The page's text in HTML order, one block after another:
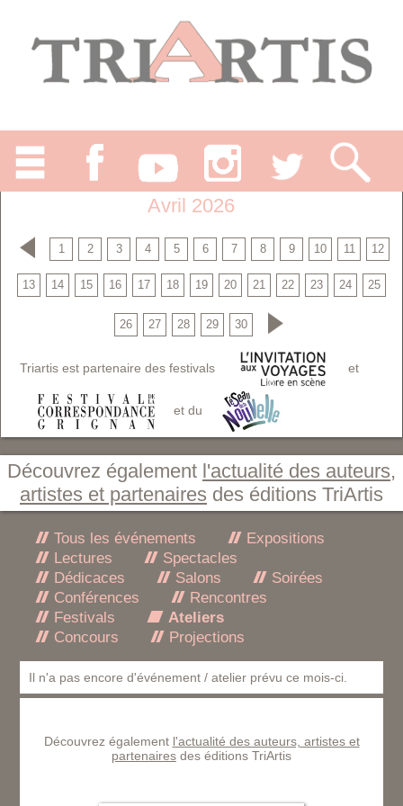
Avril 2026
1 2 3 4 5 6 7 8 9 10 11 12
13 14 15 16 17 18 19 20 21 22 23 24 25
26 27 28 29 30
Triartis est partenaire des festivals et
et du
Découvrez également l'actualité des auteurs,
artistes et partenaires des éditions TriArtis
Tous les événements
Expositions
Lectures
Spectacles
Dédicaces
Salons
Soirées
Conférences
Rencontres
Festivals
Ateliers
Concours
Projections
Il n'a pas encore d'événement / atelier prévu ce mois-ci.
Découvrez également l'actualité des auteurs, artistes et
partenaires des éditions TriArtis